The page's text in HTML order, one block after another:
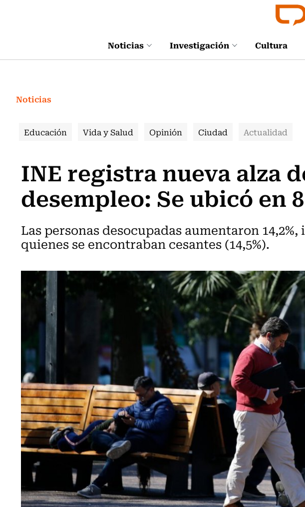
Noticias Investigación Cultura
Noticias
Educación Vida y Salud Opinión Ciudad Actualidad
INE registra nueva alza
desempleo: Se ubicó en
Las personas desocupadas aumentaron
quienes se encontraban cesantes (14,5%).